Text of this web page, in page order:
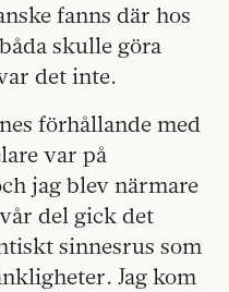
fanns där hos
skulle göra
det inte.
förhållande med
var på
jag blev närmare
del gick det
sinnesrus som
Jag kom